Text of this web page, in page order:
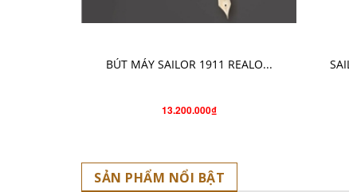
BÚT MÁY SAILOR 1911 REALO...
13.200.000₫
SẢN PHẨM NỔI BẬT